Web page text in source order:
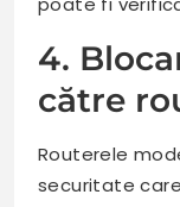
4.
către
Routerele
securitate